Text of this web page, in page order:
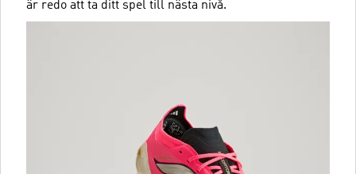
är redo att ta ditt spel till nästa nivå.